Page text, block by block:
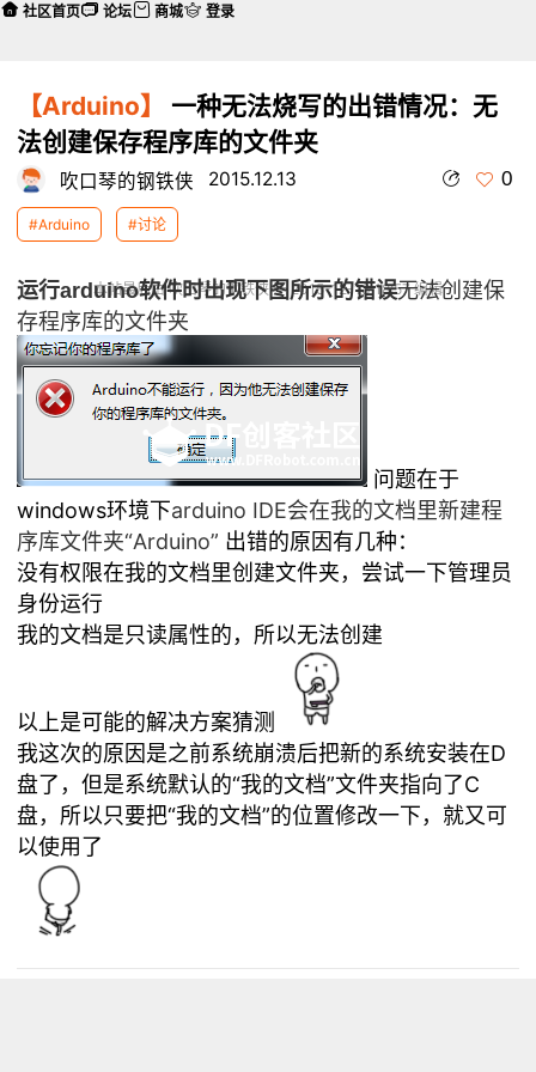
【Arduino】
一种无法烧写的出错情况：无
法创建保存程序库的文件夹
吹口琴的钢铁侠 2015.12.13 0
#Arduino #讨论
本帖最后由 吹口琴的钢铁侠 于 2015-12-13 18:57 编辑
运行arduino软件时出现下图所示的错误无法创建保
存程序库的文件夹
问题在于
windows环境下arduino IDE会在我的文档里新建程
序库文件夹“Arduino” 出错的原因有几种：
没有权限在我的文档里创建文件夹，尝试一下管理员
身份运行
我的文档是只读属性的，所以无法创建
以上是可能的解决方案猜测
我这次的原因是之前系统崩溃后把新的系统安装在D
盘了，但是系统默认的“我的文档”文件夹指向了C
盘，所以只要把“我的文档”的位置修改一下，就又可
以使用了
社区首页 论坛 商城 登录